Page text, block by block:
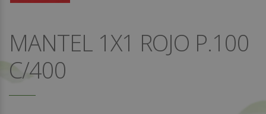
MANTEL 1X1 ROJO P.100
C/400